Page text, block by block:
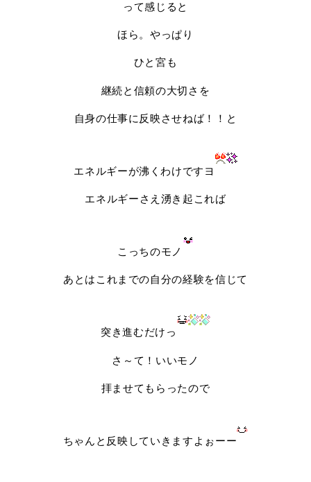
って感じると
ほら。やっぱり
ひと宮も
継続と信頼の大切さを
自身の仕事に反映させねば！！と
エネルギーが沸くわけですヨ
エネルギーさえ湧き起これば
こっちのモノ
あとはこれまでの自分の経験を信じて
突き進むだけっ
さ～て！いいモノ
拝ませてもらったので
ちゃんと反映していきますよぉーー